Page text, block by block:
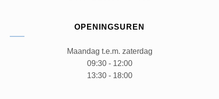
OPENINGSUREN
Maandag t.e.m. zaterdag
09:30 - 12:00
13:30 - 18:00